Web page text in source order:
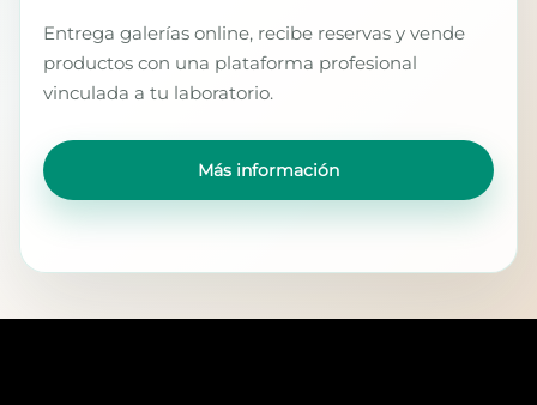
Entrega galerías online, recibe reservas y vende
productos con una plataforma profesional
vinculada a tu laboratorio.
Más información